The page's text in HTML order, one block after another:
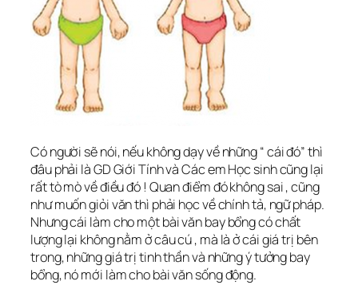
Có người sẽ nói, nếu không dạy về những “ cái đó” thì
đâu phải là GD Giới Tính và Các em Học sinh cũng lại
rất tò mò về điều đó ! Quan điểm đó không sai , cũng
như muốn giỏi văn thì phải học về chính tả, ngữ pháp.
Nhưng cái làm cho một bài văn bay bổng có chất
lượng lại không nằm ở câu cú , mà là ở cái giá trị bên
trong, những giá trị tinh thần và những ý tưởng bay
bổng, nó mới làm cho bài văn sống động.